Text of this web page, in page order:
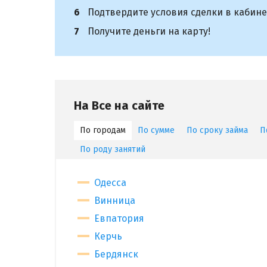
Подтвердите условия сделки в
Получите деньги на карту!
На Все на сайте
По городам По сумме По сроку займа
По роду занятий
Одесса
Винница
Евпатория
Керчь
Бердянск